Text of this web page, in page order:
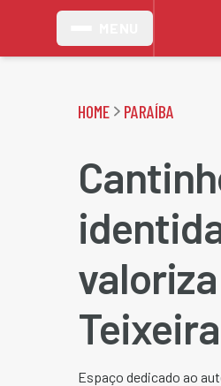
HOME PARAÍBA
Teixeira
Espaço dedicado ao